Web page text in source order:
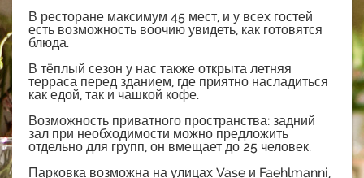
В ресторане максимум 45 мест, и у всех гостей
есть возможность воочию увидеть, как готовятся
блюда.
В тёплый сезон у нас также открыта летняя
терраса перед зданием, где приятно насладиться
как едой, так и чашкой кофе.
Возможность приватного пространства: задний
зал при необходимости можно предложить
отдельно для групп, он вмещает до 25 человек.
Парковка возможна на улицах Vase и Faehlmanni,